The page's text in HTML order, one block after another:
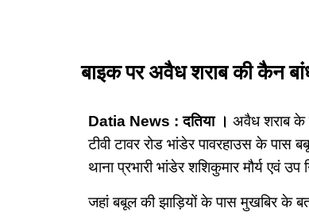
बाइक पर अवैध शराब की कैन
Datia News : दतिया । अवैध शराब के
टीवी टावर रोड भांडेर पावरहाउस के
थाना प्रभारी भांडेर शशिकुमार मौर्य एवं
जहां बबूल की झाड़ियों के पास मुखबिर के